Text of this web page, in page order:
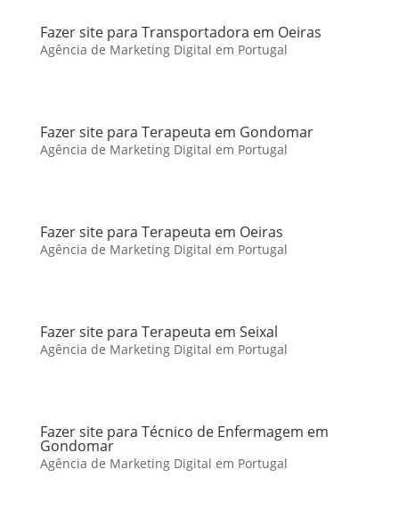
Fazer site para Transportadora em Oeiras
Agência de Marketing Digital em Portugal
Fazer site para Terapeuta em Gondomar
Agência de Marketing Digital em Portugal
Fazer site para Terapeuta em Oeiras
Agência de Marketing Digital em Portugal
Fazer site para Terapeuta em Seixal
Agência de Marketing Digital em Portugal
Fazer site para Técnico de Enfermagem em
Gondomar
Agência de Marketing Digital em Portugal